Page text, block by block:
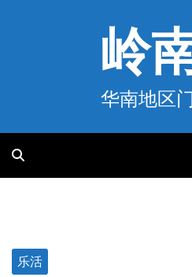
岭
华南地区
乐活